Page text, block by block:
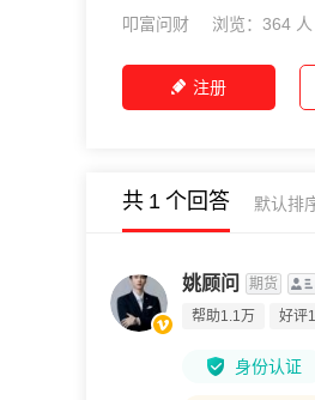
叩富问财 浏览：364 人
注册
共 1 个回答 默认排
姚顾问
期货
帮助1.1万
好评
身份认证